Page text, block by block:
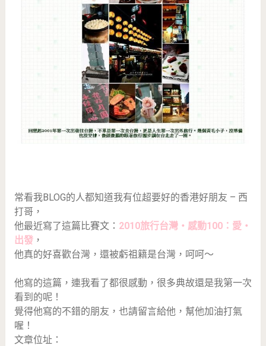
常看我BLOG的人都知道我有位超要好的香港好朋友 – 西
打哥，
他最近寫了這篇比賽文： 2010旅行台灣‧感動100：愛‧
出發，
他真的好喜歡台灣，還被虧祖籍是台灣，呵呵～
他寫的這篇，連我看了都很感動，很多典故還是我第一次
看到的呢！
覺得他寫的不錯的朋友，也請留言給他，幫他加油打氣
喔！
文章位址：